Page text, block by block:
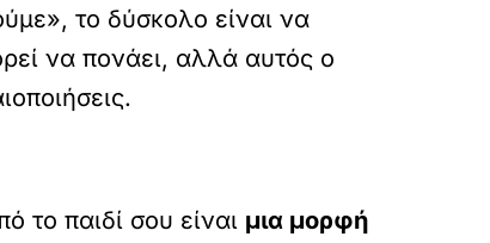
το δύσκολο είναι να
να πονάει, αλλά αυτός ο
το παιδί σου είναι μια μορφή